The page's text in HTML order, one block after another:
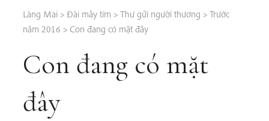
Làng Mai > Đài mây tím > Thư gửi người thương > Trước
năm 2016 > Con đang có mặt đây
Con đang có mặt
đây